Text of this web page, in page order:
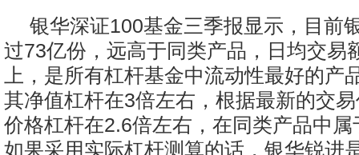
银华深证100基金三季报显示，目前
过73亿份，远高于同类产品，日均交易
上，是所有杠杆基金中流动性最好的产
其净值杠杆在3倍左右，根据最新的交
价格杠杆在2.6倍左右，在同类产品中
如果采用实际杠杆测算的话，银华锐进